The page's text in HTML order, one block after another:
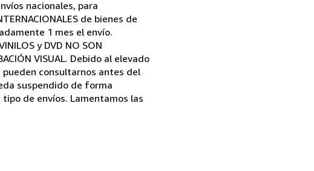
nacionales, para
de bienes de
1 mes el envío.
y DVD NO SON
VISUAL. Debido al elevado
pueden consultarnos antes del
suspendido de forma
de envíos. Lamentamos las